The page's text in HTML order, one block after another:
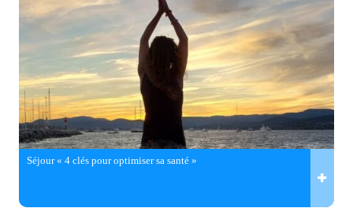
Séjour « 4 clés pour optimiser sa santé »